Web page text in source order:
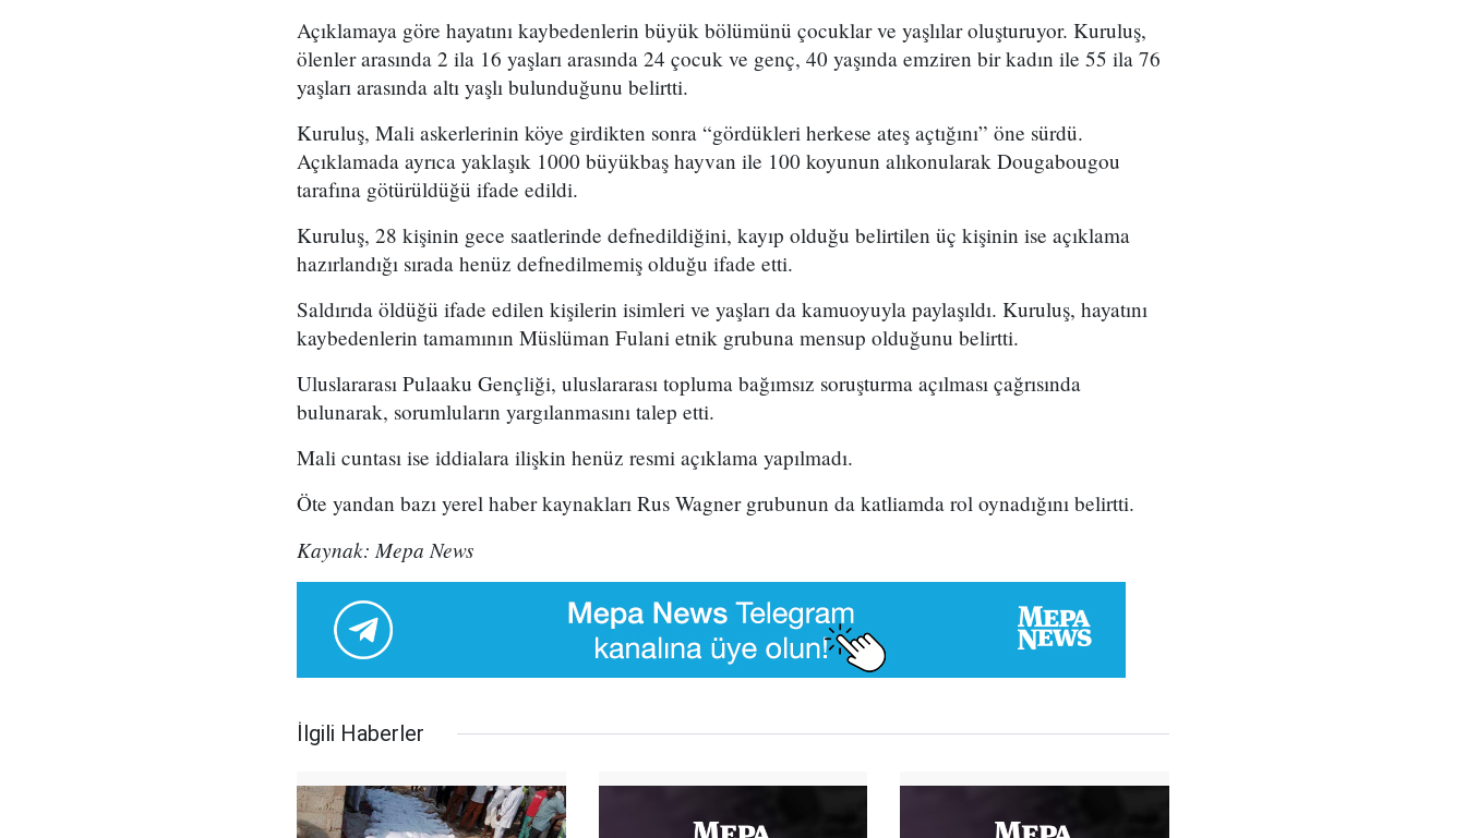
Açıklamaya göre hayatını kaybedenlerin büyük bölümünü çocuklar ve yaşlılar oluşturuyor. Kuruluş,
ölenler arasında 2 ila 16 yaşları arasında 24 çocuk ve genç, 40 yaşında emziren bir kadın ile 55 ila 76
yaşları arasında altı yaşlı bulunduğunu belirtti.
Kuruluş, Mali askerlerinin köye girdikten sonra “gördükleri herkese ateş açtığını” öne sürdü.
Açıklamada ayrıca yaklaşık 1000 büyükbaş hayvan ile 100 koyunun alıkonularak Dougabougou
tarafına götürüldüğü ifade edildi.
Kuruluş, 28 kişinin gece saatlerinde defnedildiğini, kayıp olduğu belirtilen üç kişinin ise açıklama
hazırlandığı sırada henüz defnedilmemiş olduğu ifade etti.
Saldırıda öldüğü ifade edilen kişilerin isimleri ve yaşları da kamuoyuyla paylaşıldı. Kuruluş, hayatını
kaybedenlerin tamamının Müslüman Fulani etnik grubuna mensup olduğunu belirtti.
Uluslararası Pulaaku Gençliği, uluslararası topluma bağımsız soruşturma açılması çağrısında
bulunarak, sorumluların yargılanmasını talep etti.
Mali cuntası ise iddialara ilişkin henüz resmi açıklama yapılmadı.
Öte yandan bazı yerel haber kaynakları Rus Wagner grubunun da katliamda rol oynadığını belirtti.
Kaynak: Mepa News
İlgili Haberler